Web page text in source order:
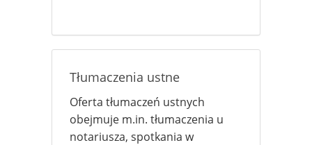
Tłumaczenia ustne
Oferta tłumaczeń ustnych
obejmuje m.in. tłumaczenia u
notariusza, spotkania w